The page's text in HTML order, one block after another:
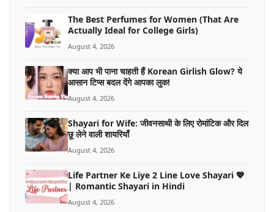
The Best Perfumes for Women (That Are
Actually Ideal for College Girls)
August 4, 2026
क्या आप भी पाना चाहती हैं Korean Girlish Glow? ये
आसान टिप्स बदल देंगे आपका लुक!
August 4, 2026
Shayari for Wife: जीवनसाथी के लिए रोमांटिक और दिल
छू लेने वाली शायरियाँ
August 4, 2026
Life Partner Ke Liye 2 Line Love Shayari 💖
| Romantic Shayari in Hindi
August 4, 2026